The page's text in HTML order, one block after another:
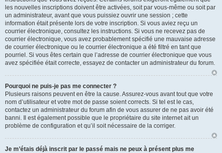
les nouvelles inscriptions doivent être activées, soit par vous-même ou soit par
un administrateur, avant que vous puissiez ouvrir une session ; cette
information était présente lors de votre inscription. Si vous aviez reçu un
courrier électronique, consultez les instructions. Si vous ne recevez pas de
courrier électronique, vous avez probablement spécifié une mauvaise adresse
de courrier électronique ou le courrier électronique a été filtré en tant que
pourriel. Si vous êtes certain que l’adresse de courrier électronique que vous
avez spécifiée était correcte, essayez de contacter un administrateur du forum.
Pourquoi ne puis-je pas me connecter ?
Plusieurs raisons peuvent en être la cause. Assurez-vous avant tout que votre
nom d’utilisateur et votre mot de passe soient corrects. Si tel est le cas,
contactez un administrateur du forum afin de vous assurer de ne pas avoir été
banni. Il est également possible que le propriétaire du site internet ait un
problème de configuration et qu’il soit nécessaire de la corriger.
Je m’étais déjà inscrit par le passé mais ne peux à présent plus me